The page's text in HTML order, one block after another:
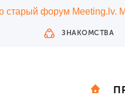
старый форум Meeting.lv.
ЗНАКОМСТВА